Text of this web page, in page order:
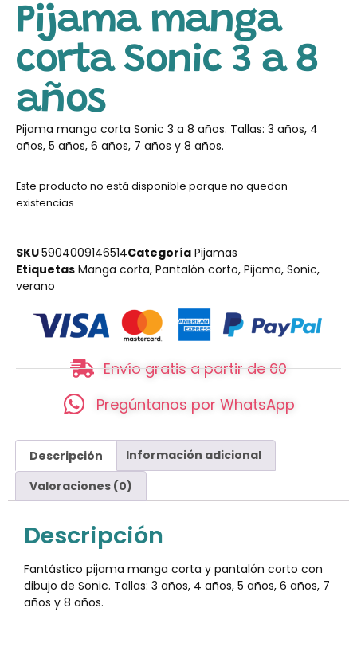
Pijama manga
corta Sonic 3 a 8
años
Pijama manga corta Sonic 3 a 8 años. Tallas: 3 años, 4
años, 5 años, 6 años, 7 años y 8 años.
Este producto no está disponible porque no quedan
existencias.
SKU5904009146514Categoría Pijamas
Etiquetas Manga corta, Pantalón corto, Pijama, Sonic,
verano
Envío gratis a partir de 60
Pregúntanos por WhatsApp
Descripción
Información adicional
Valoraciones (0)
Descripción
Fantástico pijama manga corta y pantalón corto con
dibujo de Sonic. Tallas: 3 años, 4 años, 5 años, 6 años, 7
años y 8 años.